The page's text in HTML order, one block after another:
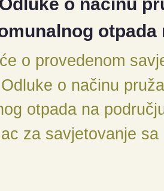
otpada
o provedenom
o načinu
otpada na
za savjetovanje